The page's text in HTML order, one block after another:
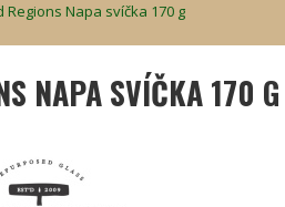
Regions Napa svíčka 170 g
NAPA SVÍČKA 170 G